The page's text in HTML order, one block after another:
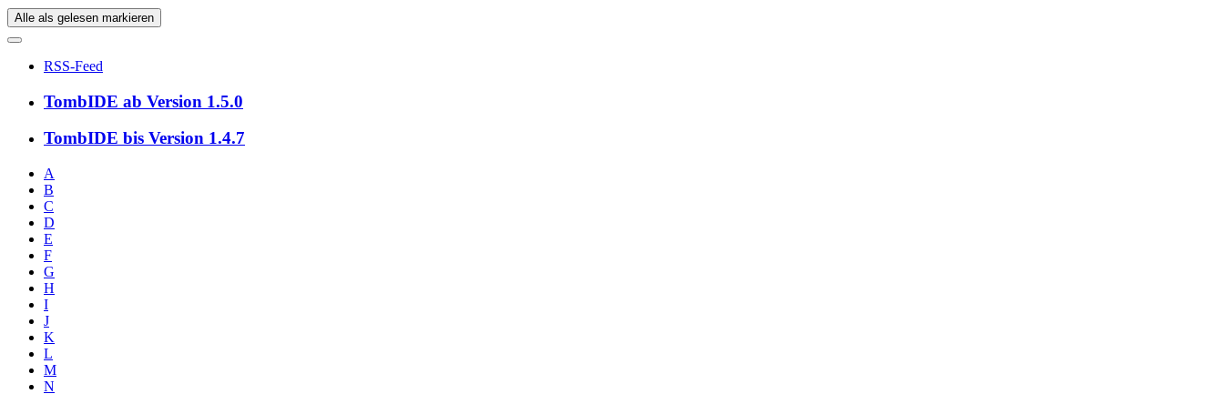
Alle als gelesen markieren
RSS-Feed
TombIDE ab Version 1.5.0
TombIDE bis Version 1.4.7
A
B
C
D
E
F
G
H
I
J
K
L
M
N